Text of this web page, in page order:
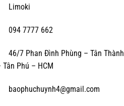
Limoki
094 7777 662
46/7 Phan Đình Phùng – Tân Thành
Tân Phú – HCM
baophuchuynh4@gmail.com